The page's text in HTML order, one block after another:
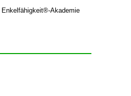
Enkelfähigkeit®-Akademie